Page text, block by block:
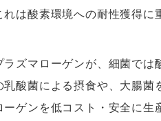
は酸素環境への耐性獲得に
ズマローゲンが、細菌では
酸菌による摂食や、大腸菌
ゲンを低コスト・安全に生